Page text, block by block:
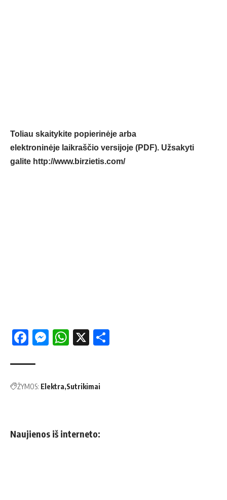
Toliau skaitykite popierinėje arba
elektroninėje laikraščio versijoje (PDF). Užsakyti
galite http://www.birzietis.com/
Facebook
Messenger
WhatsApp
X
ŽYMOS: Elektra Sutrikimai
Naujienos iš interneto: